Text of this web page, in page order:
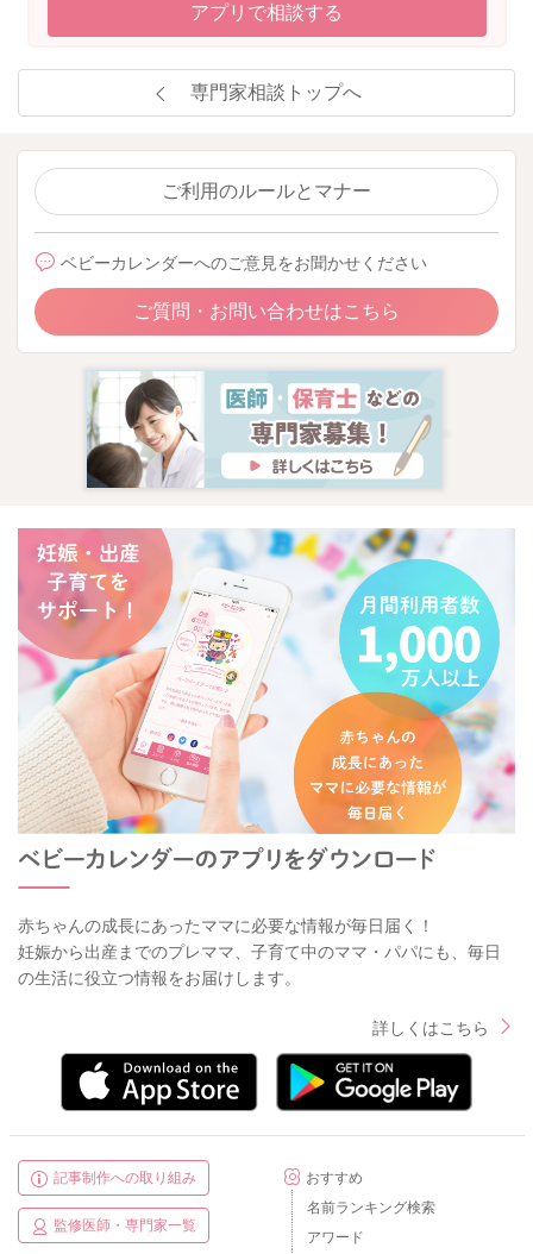
アプリで相談する
専門家相談トップへ
ご利用のルールとマナー
ベビーカレンダーへのご意見をお聞かせください
ご質問・お問い合わせはこちら
赤ちゃんの成長にあったママに必要な情報が毎日届く！
妊娠から出産までのプレママ、子育て中のママ・パパにも、毎日
の生活に役立つ情報をお届けします。
詳しくはこちら
記事制作への取り組み
監修医師・専門家一覧
おすすめ
名前ランキング検索
アワード